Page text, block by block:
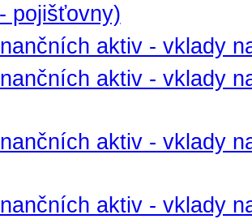
pojišťovny)
aktiv - vklady
aktiv - vklady
aktiv - vklady
aktiv - vklady